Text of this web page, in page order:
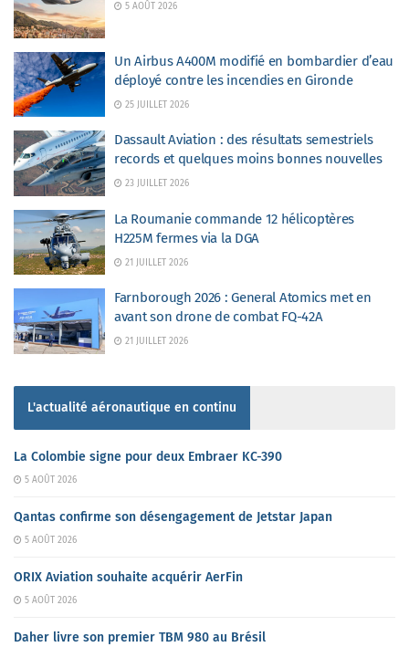
5 AOÛT 2026
Un Airbus A400M modifié en bombardier d’eau
déployé contre les incendies en Gironde
25 JUILLET 2026
Dassault Aviation : des résultats semestriels
records et quelques moins bonnes nouvelles
23 JUILLET 2026
La Roumanie commande 12 hélicoptères
H225M fermes via la DGA
21 JUILLET 2026
Farnborough 2026 : General Atomics met en
avant son drone de combat FQ-42A
21 JUILLET 2026
L'actualité aéronautique en continu
La Colombie signe pour deux Embraer KC-390
5 AOÛT 2026
Qantas confirme son désengagement de Jetstar Japan
5 AOÛT 2026
ORIX Aviation souhaite acquérir AerFin
5 AOÛT 2026
Daher livre son premier TBM 980 au Brésil